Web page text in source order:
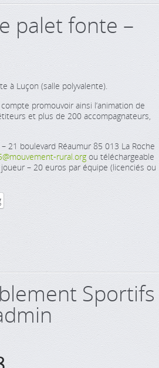
palet fonte –
à Luçon (salle polyvalente).
promouvoir ainsi l’animation de
et plus de 200 accompagnateurs,
21 boulevard Réaumur 85 013 La Roche
rural.org ou téléchargeable
– 20 euros par équipe (licenciés ou
Sportifs